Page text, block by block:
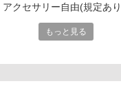
クセサリー自由(規定あ
もっと見る